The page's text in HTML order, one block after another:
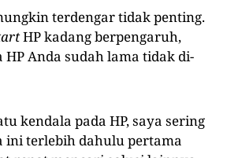
terdengar tidak penting.
HP kadang berpengaruh,
Anda sudah lama tidak di-
kendala pada HP, saya sering
ini terlebih dahulu pertama